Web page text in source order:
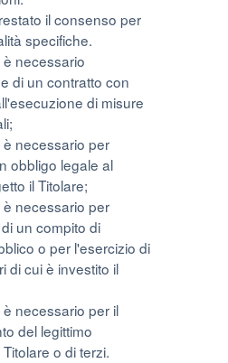
il consenso per
specifiche.
necessario
di un contratto con
di misure
è necessario per
obbligo legale al
il Titolare;
è necessario per
un compito di
o per l'esercizio di
di cui è investito il
necessario per il
del legittimo
o di terzi.